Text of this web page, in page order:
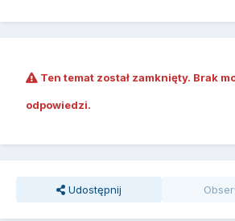
Ten temat został zamknięty. Brak
odpowiedzi.
Udostępnij